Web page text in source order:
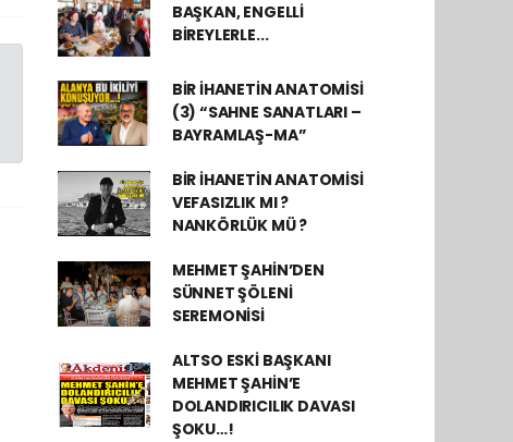
BAŞKAN, ENGELLİ
BİREYLERLE...
BİR İHANETİN ANATOMİSİ
(3) “SAHNE SANATLARI –
BAYRAMLAŞ-MA”
BİR İHANETİN ANATOMİSİ
VEFASIZLIK MI ?
NANKÖRLÜK MÜ ?
MEHMET ŞAHİN’DEN
SÜNNET ŞÖLENİ
SEREMONİSİ
ALTSO ESKİ BAŞKANI
MEHMET ŞAHİN’E
DOLANDIRICILIK DAVASI
ŞOKU…!